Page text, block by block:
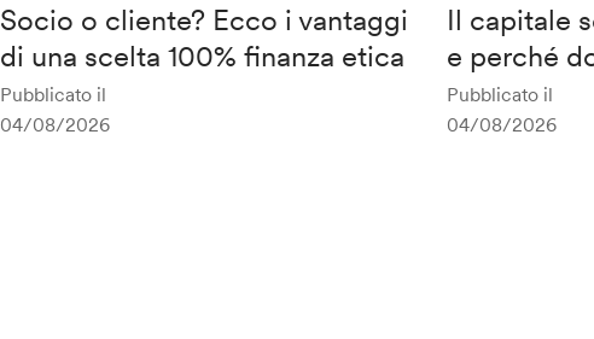
Socio o cliente? Ecco i vantaggi
di una scelta 100% finanza etica
Pubblicato il
04/08/2026
Il capitale
e perché
Pubblicato il
04/08/2026